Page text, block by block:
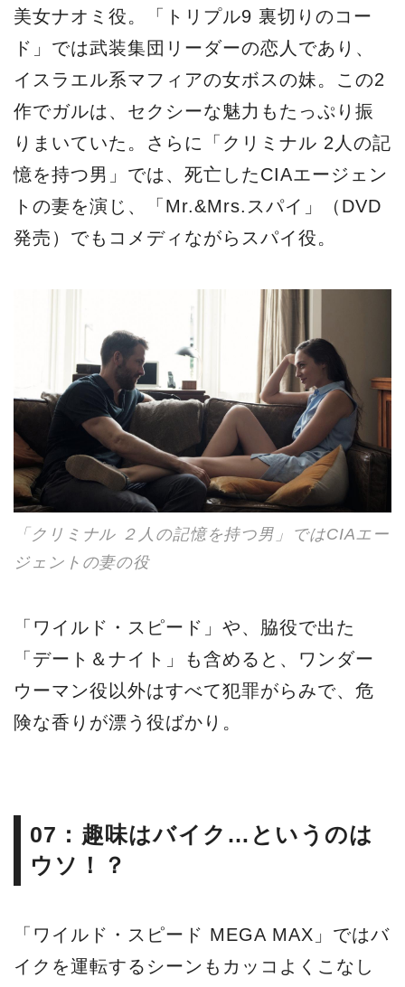
美女ナオミ役。「トリプル9 裏切りのコー
ド」では武装集団リーダーの恋人であり、
イスラエル系マフィアの女ボスの妹。この2
作でガルは、セクシーな魅力もたっぷり振
りまいていた。さらに「クリミナル 2人の記
憶を持つ男」では、死亡したCIAエージェン
トの妻を演じ、「Mr.&Mrs.スパイ」（DVD
発売）でもコメディながらスパイ役。
「クリミナル ２人の記憶を持つ男」ではCIAエー
ジェントの妻の役
「ワイルド・スピード」や、脇役で出た
「デート＆ナイト」も含めると、ワンダー
ウーマン役以外はすべて犯罪がらみで、危
険な香りが漂う役ばかり。
07：趣味はバイク…というのは
ウソ！？
「ワイルド・スピード MEGA MAX」ではバ
イクを運転するシーンもカッコよくこなし